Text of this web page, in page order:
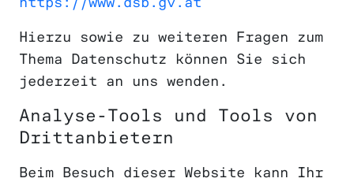
Hierzu sowie zu weiteren Fragen zum
Thema Datenschutz können Sie sich
jederzeit an uns wenden.
Analyse-Tools und Tools von
Dritt­anbietern
Beim Besuch dieser Website kann Ihr